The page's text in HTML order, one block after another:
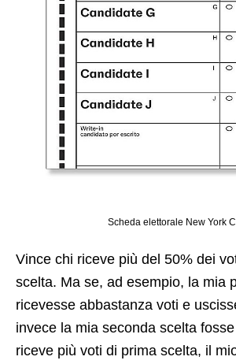
Scheda elettorale New York
Vince chi riceve più del 50% dei
scelta. Ma se, ad esempio, la mia
ricevesse abbastanza voti e
invece la mia seconda scelta
riceve più voti di prima scelta, il